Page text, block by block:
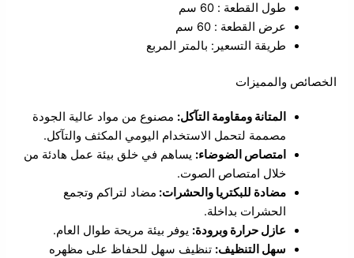
طول القطعة : 60 سم
عرض القطعة : 60 سم
طريقة التسعير: بالمتر المربع
الخصائص والمميزات
المتانة ومقاومة التآكل: مصنوع من مواد عالية الجودة
مصممة لتحمل الاستخدام اليومي المكثف والتآكل.
امتصاص الضوضاء: يساهم في خلق بيئة عمل هادئة من
خلال امتصاص الصوت.
مضادة للبكتريا والحشرات: مضاد لتراكم وتجمع
الحشرات بداخلة.
عازل حرارة وبرودة: يوفر بيئة مريحة طوال العام.
سهل التنظيف: تنظيف سهل للحفاظ على مظهره